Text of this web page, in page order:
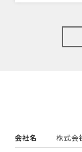
会社名
株式会